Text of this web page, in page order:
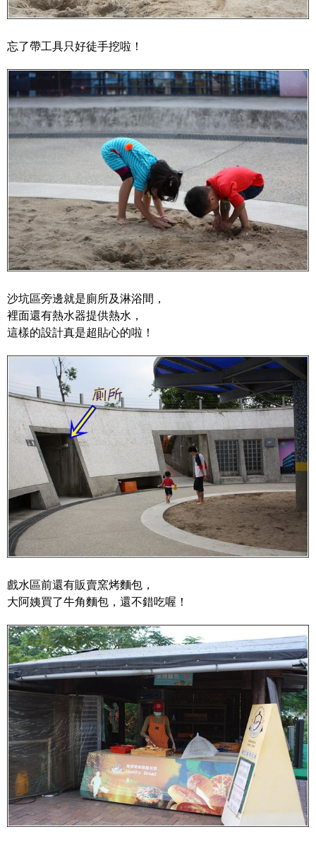
忘了帶工具只好徒手挖啦！
沙坑區旁邊就是廁所及淋浴間，
裡面還有熱水器提供熱水，
這樣的設計真是超貼心的啦！
戲水區前還有販賣窯烤麵包，
大阿姨買了牛角麵包，還不錯吃喔！